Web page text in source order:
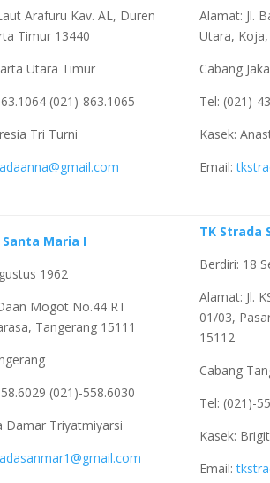
Arafuru Kav. AL, Duren
Timur 13440
Utara Timur
(021)-863.1065
Tri Turni
Alamat: Jl.
Utara,
Cabang
Tel: (021)-
Kasek:
Email:
Maria I
1962
Mogot No.44 RT
Tangerang 15111
(021)-558.6030
Damar Triyatmiyarsi
TK Strada
Berdiri: 18
Alamat: Jl.
01/03,
15112
Cabang
Tel: (021)-
Kasek:
Email: